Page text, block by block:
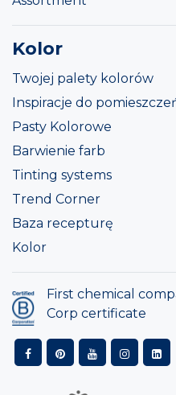
Kolor
Twojej palety kolorów
Inspiracje do
Pasty Kolorowe
Barwienie farb
Tinting systems
Trend Corner
Baza recepturę
Kolor
First chemical
Corp certificate